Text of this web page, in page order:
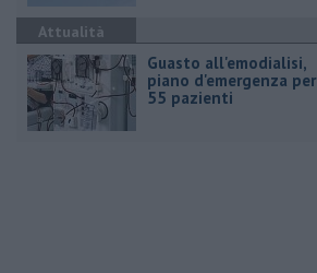
Attualità
Guasto all'emodialisi,
piano d'emergenza per
55 pazienti